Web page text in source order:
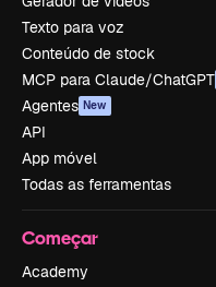
Texto para voz
Conteúdo de stock
MCP para Claude/ChatGPT
Agentes New
API
App móvel
Todas as ferramentas
Começar
Academy